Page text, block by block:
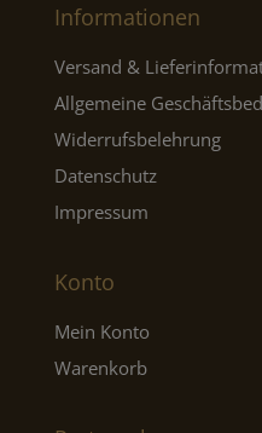
Informationen
Versand &
Allgemeine
Widerrufsbelehrung
Datenschutz
Impressum
Konto
Mein Konto
Warenkorb